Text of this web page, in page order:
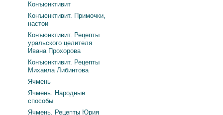
Конъюнктивит
Конъюнктивит. Примочки,
настои
Конъюнктивит. Рецепты
уральского целителя
Ивана Прохорова
Конъюнктивит. Рецепты
Михаила Либинтова
Ячмень
Ячмень. Народные
способы
Ячмень. Рецепты Юрия